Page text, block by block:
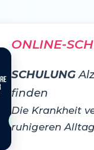
ONLINE-
SCHULUNG
finden
Die Krankheit
ruhigeren